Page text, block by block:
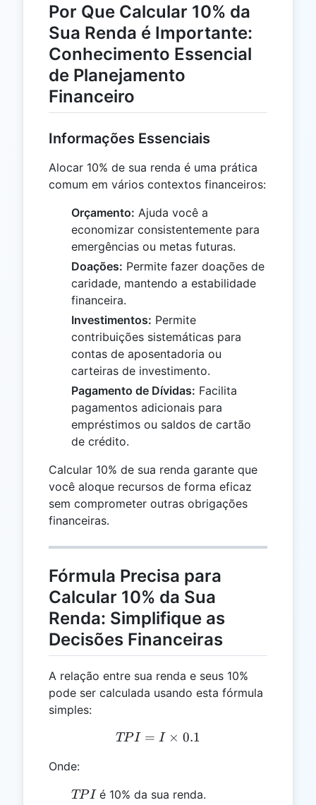
Por Que Calcular 10% da
Sua Renda é Importante:
Conhecimento Essencial
de Planejamento
Financeiro
Informações Essenciais
Alocar 10% de sua renda é uma prática
comum em vários contextos financeiros:
Orçamento: Ajuda você a
economizar consistentemente para
emergências ou metas futuras.
Doações: Permite fazer doações de
caridade, mantendo a estabilidade
financeira.
Investimentos: Permite
contribuições sistemáticas para
contas de aposentadoria ou
carteiras de investimento.
Pagamento de Dívidas: Facilita
pagamentos adicionais para
empréstimos ou saldos de cartão
de crédito.
Calcular 10% de sua renda garante que
você aloque recursos de forma eficaz
sem comprometer outras obrigações
financeiras.
Fórmula Precisa para
Calcular 10% da Sua
Renda: Simplifique as
Decisões Financeiras
A relação entre sua renda e seus 10%
pode ser calculada usando esta fórmula
simples:
TPI = I \times 0.1
TPI = I × 0.1
Onde:
TPI
TPIé 10% da sua renda.